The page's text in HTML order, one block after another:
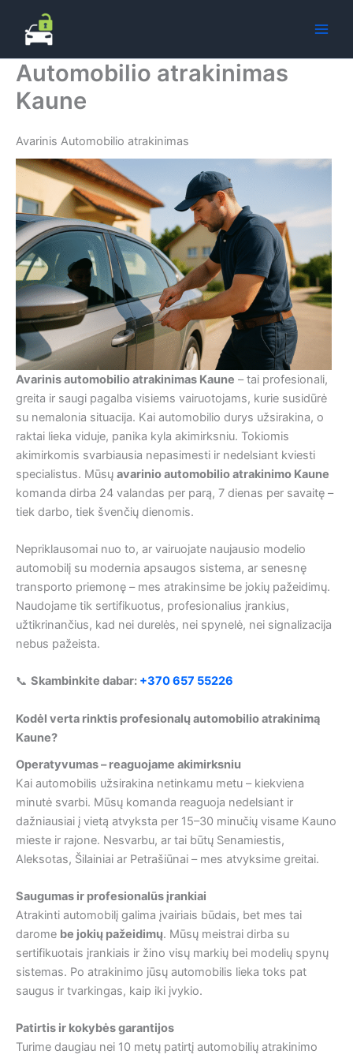
turinio
Automobilio atrakinimas
Kaune
Avarinis Automobilio atrakinimas
Avarinis automobilio atrakinimas Kaune – tai profesionali,
greita ir saugi pagalba visiems vairuotojams, kurie susidūrė
su nemalonia situacija. Kai automobilio durys užsirakina, o
raktai lieka viduje, panika kyla akimirksniu. Tokiomis
akimirkomis svarbiausia nepasimesti ir nedelsiant kviesti
specialistus. Mūsų avarinio automobilio atrakinimo Kaune
komanda dirba 24 valandas per parą, 7 dienas per savaitę –
tiek darbo, tiek švenčių dienomis.
Nepriklausomai nuo to, ar vairuojate naujausio modelio
automobilį su modernia apsaugos sistema, ar senesnę
transporto priemonę – mes atrakinsime be jokių pažeidimų.
Naudojame tik sertifikuotus, profesionalius įrankius,
užtikrinančius, kad nei durelės, nei spynelė, nei signalizacija
nebus pažeista.
📞 Skambinkite dabar: +370 657 55226
Kodėl verta rinktis profesionalų automobilio atrakinimą
Kaune?
Operatyvumas – reaguojame akimirksniu
Kai automobilis užsirakina netinkamu metu – kiekviena
minutė svarbi. Mūsų komanda reaguoja nedelsiant ir
dažniausiai į vietą atvyksta per 15–30 minučių visame Kauno
mieste ir rajone. Nesvarbu, ar tai būtų Senamiestis,
Aleksotas, Šilainiai ar Petrašiūnai – mes atvyksime greitai.
Saugumas ir profesionalūs įrankiai
Atrakinti automobilį galima įvairiais būdais, bet mes tai
darome be jokių pažeidimų. Mūsų meistrai dirba su
sertifikuotais įrankiais ir žino visų markių bei modelių spynų
sistemas. Po atrakinimo jūsų automobilis lieka toks pat
saugus ir tvarkingas, kaip iki įvykio.
Patirtis ir kokybės garantijos
Turime daugiau nei 10 metų patirtį automobilių atrakinimo